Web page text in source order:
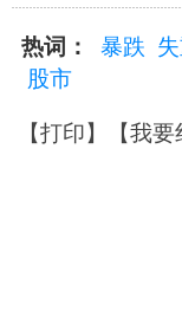
热词： 暴跌
股市
【打印】【我要